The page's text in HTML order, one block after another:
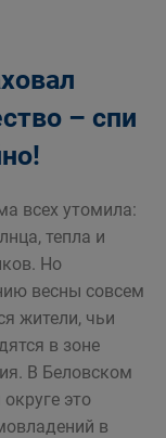
– спи
всех утомила:
тепла и
Но
весны совсем
жители, чьи
в зоне
В Беловском
это
в